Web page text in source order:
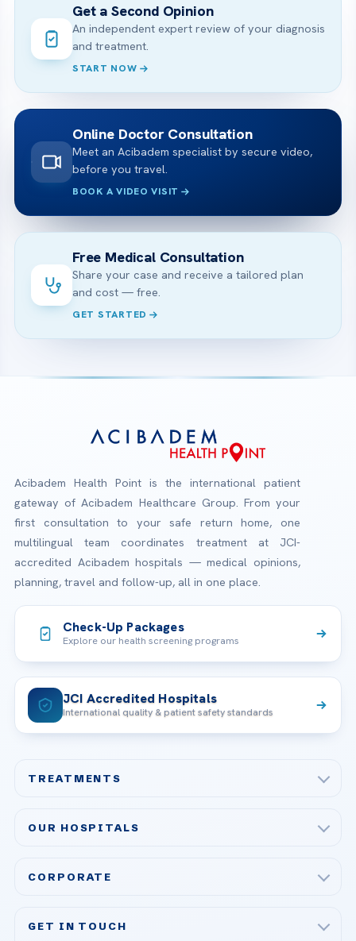
Get a Second Opinion
An independent expert review of your diagnosis
and treatment.
START NOW
Online Doctor Consultation
Meet an Acibadem specialist by secure video,
before you travel.
BOOK A VIDEO VISIT
Free Medical Consultation
Share your case and receive a tailored plan
and cost — free.
GET STARTED
Acibadem Health Point is the international patient
gateway of Acibadem Healthcare Group. From your
first consultation to your safe return home, one
multilingual team coordinates treatment at JCI-
accredited Acibadem hospitals — medical opinions,
planning, travel and follow-up, all in one place.
Check-Up Packages
Explore our health screening programs
JCI Accredited Hospitals
International quality & patient safety standards
TREATMENTS
Bariatric & Metabolic Surgery
OUR HOSPITALS
Acibadem Ataşehir Hospital
CORPORATE
GET IN TOUCH